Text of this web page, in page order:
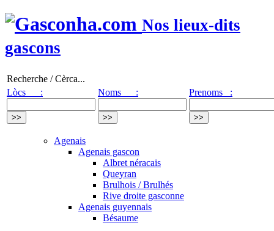
Nos lieux-dits
gascons
Recherche / Cèrca...
Lòcs :
Noms : Prenoms :
Agenais
Agenais gascon
Albret néracais
Queyran
Brulhois / Brulhés
Rive droite gasconne
Agenais guyennais
Bésaume